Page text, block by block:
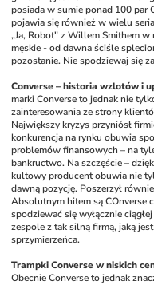
posiada w sumie ponad 100 par
pojawia się również w wielu
„Ja, Robot" z Willem Smithem
męskie - od dawna ściśle
pozostanie. Nie spodziewaj się
Converse – historia wzlotów i
marki Converse to jednak nie
zainteresowania ze strony
Największy kryzys przyniósł
konkurencja na rynku obuwia
problemów finansowych – na
bankructwo. Na szczęście –
kultowy producent obuwia nie
dawną pozycję. Poszerzył
Absolutnym hitem są COnverse
spodziewać się wyłącznie
zespole z tak silną firmą, jaką
sprzymierzeńca.
Trampki Converse w niskich
Obecnie Converse to jednak